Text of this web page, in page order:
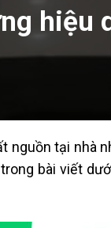
hiệu
nguồn tại nhà
bài viết